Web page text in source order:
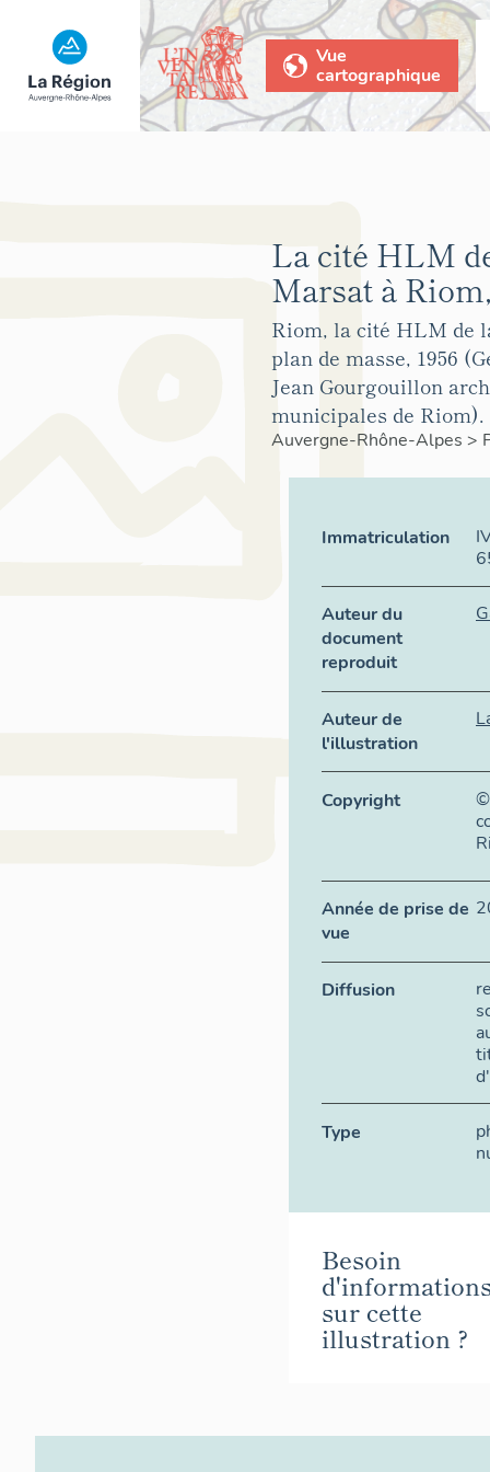
Vue
cartographique
La cité HLM
Marsat à
Riom, la cité HLM de
plan de masse, 1956
Jean Gourgouillon
municipales de Riom).
Auvergne-Rhône-Alpes >
Immatriculation
Auteur du
document
reproduit
Auteur de
l'illustration
Copyright
Année de prise de
vue
Diffusion
Type
Besoin
sur cette
illustration ?